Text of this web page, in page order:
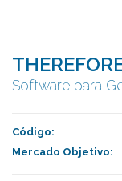
Software para
Código:
Mercado Objetivo: